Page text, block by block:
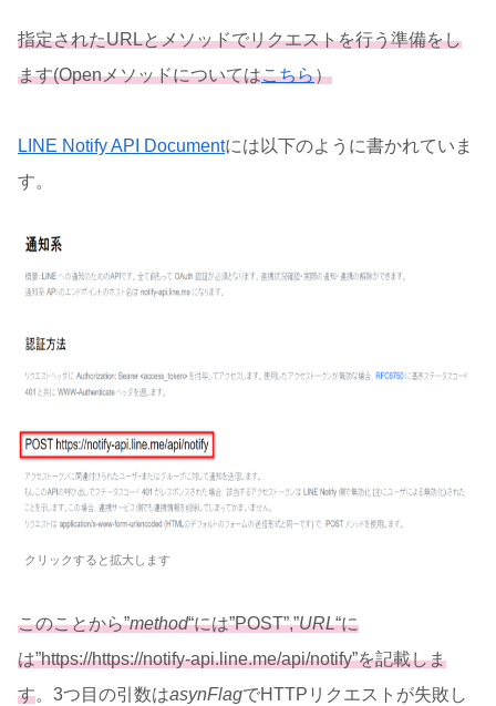
指定されたURLとメソッドでリクエストを行う準備をし
ます(Openメソッドについてはこちら）
LINE Notify API Documentには以下のように書かれていま
す。
クリックすると拡大します
このことから”method“には”POST”,”URL“に
は”https://https://notify-api.line.me/api/notify”を記載しま
す。3つ目の引数はasynFlagでHTTPリクエストが失敗し